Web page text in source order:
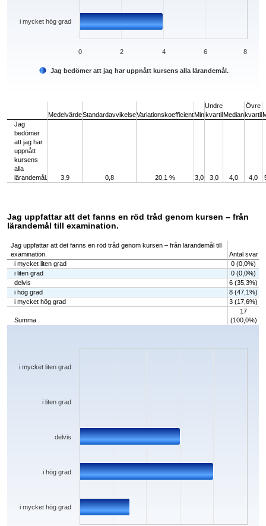
Jag bedömer att jag har uppnått kursens alla lärandemål.
i mycket hög grad
0 2 4 6 8
MedelvärdeStandardavvikelseVariationskoefficientMin
Undre
kvartilMedian
Övre
kvartil
Jag
bedömer
att jag har
uppnått
kursens
alla
lärandemål.
3,9 0,8 20,1 % 3,0 3,0 4,0 4,0
Jag uppfattar att det fanns en röd tråd genom kursen – från
lärandemål till examination.
Jag uppfattar att det fanns en röd tråd genom kursen – från lärandemål till
examination.
Antal svar
i mycket liten grad
0 (0,0%)
i liten grad
0 (0,0%)
delvis
6 (35,3%)
i hög grad
8 (47,1%)
i mycket hög grad
3 (17,6%)
Summa
17
(100,0%)
Chart
The chart has 1 X axis displaying categories.
i mycket hög grad
i hög grad
delvis
i liten grad
i mycket liten grad